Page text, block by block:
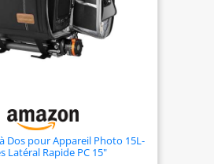
Dos pour Appareil Photo 15L-
Latéral Rapide PC 15"